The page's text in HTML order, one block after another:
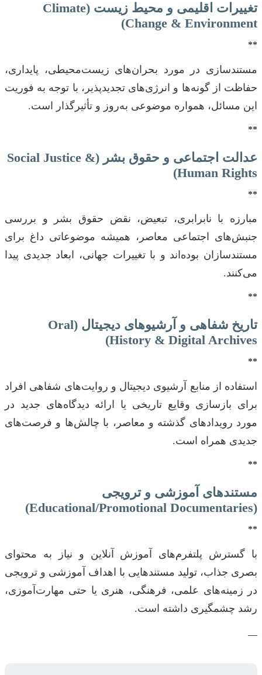
تغییرات اقلیمی و محیط زیست (Climate
Change & Environment)
**
مستندسازی در مورد بحران‌های زیست‌محیطی، پایداری،
حفاظت از گونه‌ها و انرژی‌های تجدیدپذیر، با توجه به فوریت
این مسائل، همواره موضوعی به‌روز و تأثیرگذار است.
**
عدالت اجتماعی و حقوق بشر (Social Justice &
Human Rights)
**
مبارزه با نابرابری، تبعیض، نقض حقوق بشر و بررسی
جنبش‌های اجتماعی معاصر، همیشه موضوعاتی داغ برای
مستندسازان بوده‌اند و با تغییرات جهانی، ابعاد جدیدی پیدا
می‌کنند.
**
تاریخ شفاهی و آرشیوهای دیجیتال (Oral
History & Digital Archives)
**
استفاده از منابع آرشیوی دیجیتال و روایت‌های شفاهی افراد
برای بازسازی وقایع تاریخی یا ارائه دیدگاه‌های جدید در
مورد رویدادهای گذشته و معاصر، با چالش‌ها و فرصت‌های
جدیدی همراه است.
**
مستندهای آموزشی و ترویجی
(Educational/Promotional Documentaries)
**
با گسترش پلتفرم‌های آموزش آنلاین و نیاز به محتوای
بصری جذاب، تولید مستندهایی با اهداف آموزشی و ترویجی
در زمینه‌های علمی، فرهنگی، هنری یا حتی مهارت‌آموزی،
رشد چشمگیری داشته است.
—